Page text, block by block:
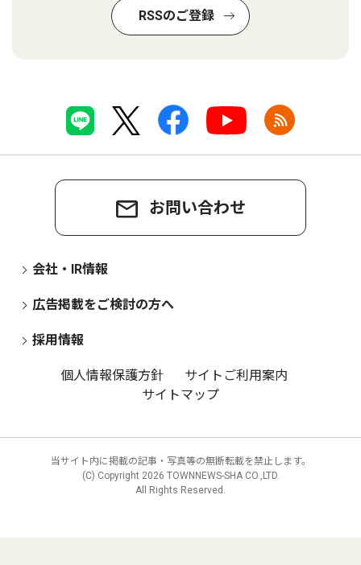
RSSのご登録
お問い合わせ
会社・IR情報
広告掲載をご検討の方へ
採用情報
個人情報保護方針
サイトご利用案内
サイトマップ
当サイト内に掲載の記事・写真等の無断転載を禁止します。
(C) Copyright 2026 TOWNNEWS-SHA CO.,LTD.
All Rights Reserved.